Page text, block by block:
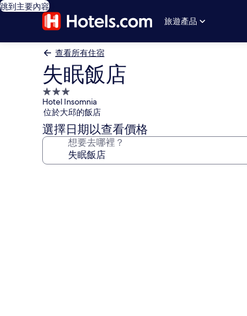
跳到主要內容
旅遊產品
查看所有住宿
失眠飯店
3.0
星
級
住
宿
Hotel Insomnia
位於大邱的飯店
選擇日期以查看價格
想要去哪裡？